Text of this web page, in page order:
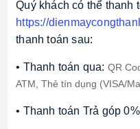
https://
thanh toán sau:
• Thanh toán qua: QR
ATM, Thẻ tín dụng (VISA/
• Thanh toán Trả góp